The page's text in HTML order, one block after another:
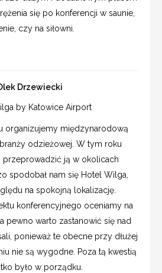
się po konferencji w saunie,
czy na siłowni.
Drzewiecki
by Katowice Airport
organizujemy międzynarodową
odzieżowej. W tym roku
przeprowadzić ją w okolicach
spodobał nam się Hotel Wilga,
na spokojną lokalizację.
konferencyjnego oceniamy na
pewno warto zastanowić się nad
ponieważ te obecne przy dłużej
nie są wygodne. Poza tą kwestią
było w porządku.